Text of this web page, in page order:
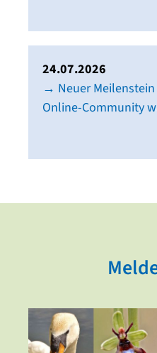
24.07.2026
→ Neuer
Online-Community